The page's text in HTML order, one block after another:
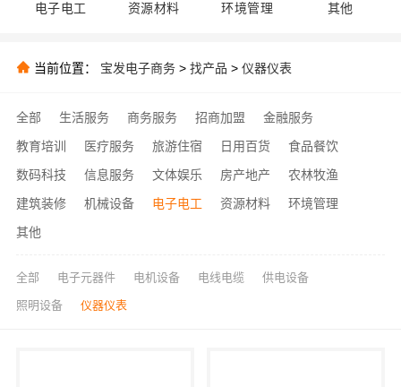
电子电工 资源材料 环境管理 其他
当前位置： 宝发电子商务 > 找产品 > 仪器仪表
全部 生活服务 商务服务 招商加盟
金融服务
教育培训
医疗服务 旅游住宿 日用百货
食品餐饮
数码科技
信息服务 文体娱乐 房产地产
农林牧渔
建筑装修
机械设备 电子电工 资源材料
环境管理
其他
全部 电子元器件 电机设备 电线电缆 供电设备
照明设备 仪器仪表